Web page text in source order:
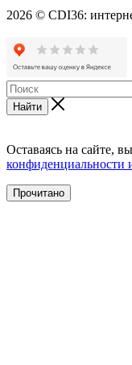
2026 © CDI36:
Найти
Оставаясь на сайте,
конфиденциальности
Прочитано